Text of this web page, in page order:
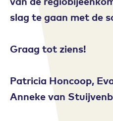
slag te gaan met de
Graag tot ziens!
Patricia Honcoop,
Anneke van